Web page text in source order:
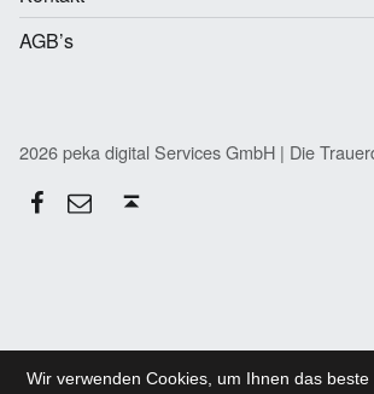
AGB’s
2026 peka digital Services GmbH | Die
Wir verwenden Cookies, um Ihnen das